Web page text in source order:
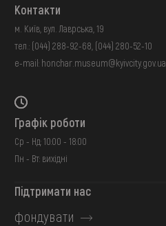
Контакти
м. Київ, вул. Лаврська, 19
тел.: (044) 288-92-68 (044) 280-52-10
e-mail: honchar.museum@kyivcity.gov.ua
Графік роботи
Ср - Нд: 10:00 - 18:00
Пн - Вт: вихідні
Підтримати нас
фондувати